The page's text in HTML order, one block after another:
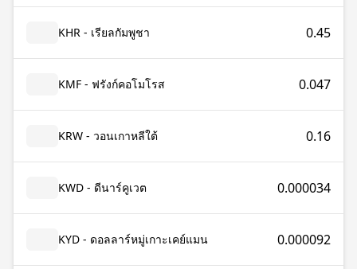
KHR - เรียลกัมพูชา 0.45
KMF - ฟรังก์คอโมโรส 0.047
KRW - วอนเกาหลีใต้ 0.16
KWD - ดีนาร์คูเวต 0.000034
KYD - ดอลลาร์หมู่เกาะเคย์แมน 0.000092